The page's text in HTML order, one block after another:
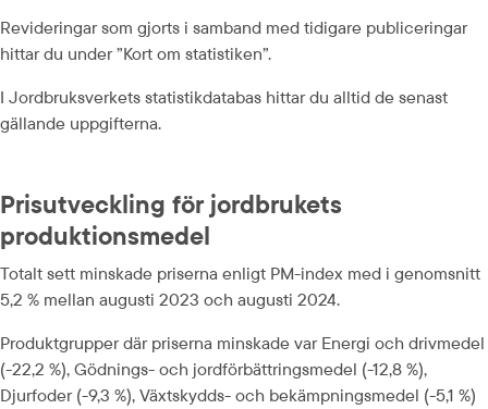
Revideringar som gjorts i samband med tidigare publiceringar
hittar du under ”Kort om statistiken”.
I Jordbruksverkets statistikdatabas hittar du alltid de senast
gällande uppgifterna.
Prisutveckling för jordbrukets
produktionsmedel
Totalt sett minskade priserna enligt PM-index med i genomsnitt
5,2 % mellan augusti 2023 och augusti 2024.
Produktgrupper där priserna minskade var Energi och drivmedel
(-22,2 %), Gödnings- och jordförbättringsmedel (-12,8 %),
Djurfoder (-9,3 %), Växtskydds- och bekämpningsmedel (-5,1 %)